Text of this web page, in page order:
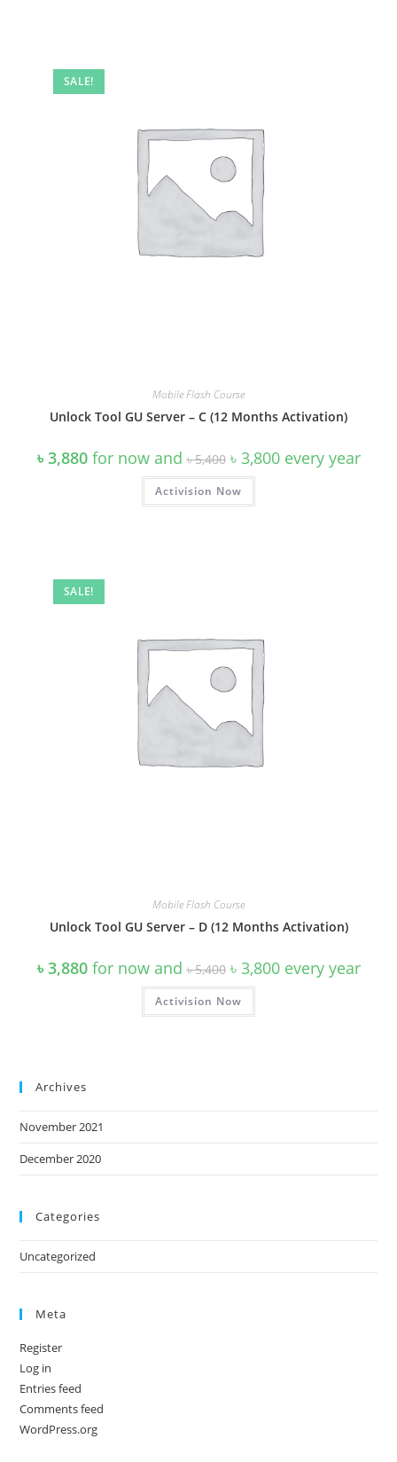
SALE!
Mobile Flash Course
Unlock Tool GU Server – C (12 Months Activation)
৳ 3,880for now and৳5,400 Original
price
was:
৳ 5,400.
৳ 3,800Current
price
every year
Activision Now
SALE!
Mobile Flash Course
Unlock Tool GU Server – D (12 Months Activation)
৳ 3,880for now and৳5,400 Original
price
was:
৳ 5,400.
৳ 3,800Current
price
every year
Activision Now
Archives
November 2021
December 2020
Categories
Uncategorized
Meta
Register
Log in
Entries feed
Comments feed
WordPress.org